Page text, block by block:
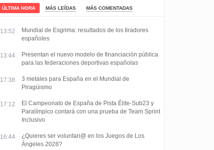
ÚLTIMA HORA MÁS LEÍDAS MÁS COMENTADAS
13:52
Mundial de Esgrima: resultados de los tiradores
españoles
13:44
Presentan el nuevo modelo de financiación pública
para las federaciones deportivas españolas
17:38
3 metales para España en el Mundial de
Piragüismo
17:12
El Campeonato de España de Pista Élite-Sub23 y
Paralímpico contará con una prueba de Team Sprint
Inclusivo
16:44
¿Quieres ser voluntari@ en los Juegos de Los
Ángeles 2028?